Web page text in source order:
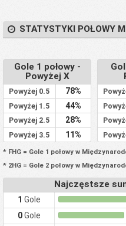
STATYSTYKI POŁOWY
Gole 1 połowy -
Powyżej X
Powyżej 0.5 78%
Powyżej 1.5 44%
Powyżej 2.5 28%
Powyżej 3.5 11%
* FHG = Gole 1 połowy w
* 2HG = Gole 2 połowy w
Najczęstsze
1 Gole
0Gole